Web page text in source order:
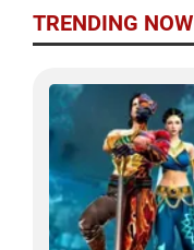
TRENDING NOW